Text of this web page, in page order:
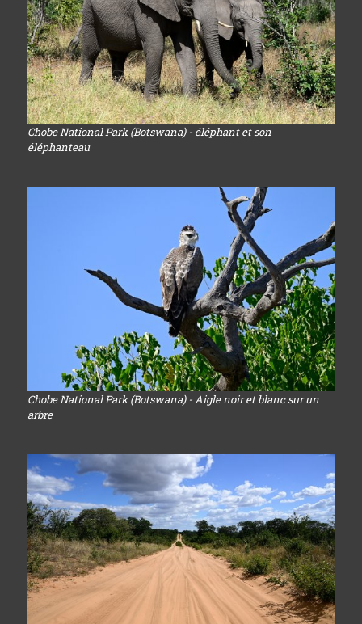
Chobe National Park (Botswana) - éléphant et son
éléphanteau
Chobe National Park (Botswana) - Aigle noir et blanc sur un
arbre